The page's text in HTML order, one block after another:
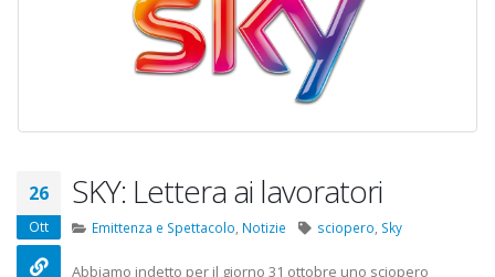
26
Ott
SKY: Lettera ai lavoratori
Emittenza e Spettacolo Notizie sciopero Sky
Abbiamo indetto per il giorno 31 ottobre uno sciopero
Elezioni RSU Industria
22 Ottobre 2022
Elezioni RSU La7